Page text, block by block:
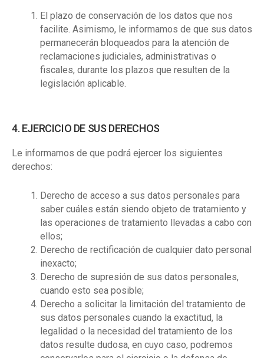
El plazo de conservación de los datos que nos
facilite. Asimismo, le informamos de que sus datos
permanecerán bloqueados para la atención de
reclamaciones judiciales, administrativas o
fiscales, durante los plazos que resulten de la
legislación aplicable.
4. EJERCICIO DE SUS DERECHOS
Le informamos de que podrá ejercer los siguientes
derechos:
Derecho de acceso a sus datos personales para
saber cuáles están siendo objeto de tratamiento y
las operaciones de tratamiento llevadas a cabo con
ellos;
Derecho de rectificación de cualquier dato personal
inexacto;
Derecho de supresión de sus datos personales,
cuando esto sea posible;
Derecho a solicitar la limitación del tratamiento de
sus datos personales cuando la exactitud, la
legalidad o la necesidad del tratamiento de los
datos resulte dudosa, en cuyo caso, podremos